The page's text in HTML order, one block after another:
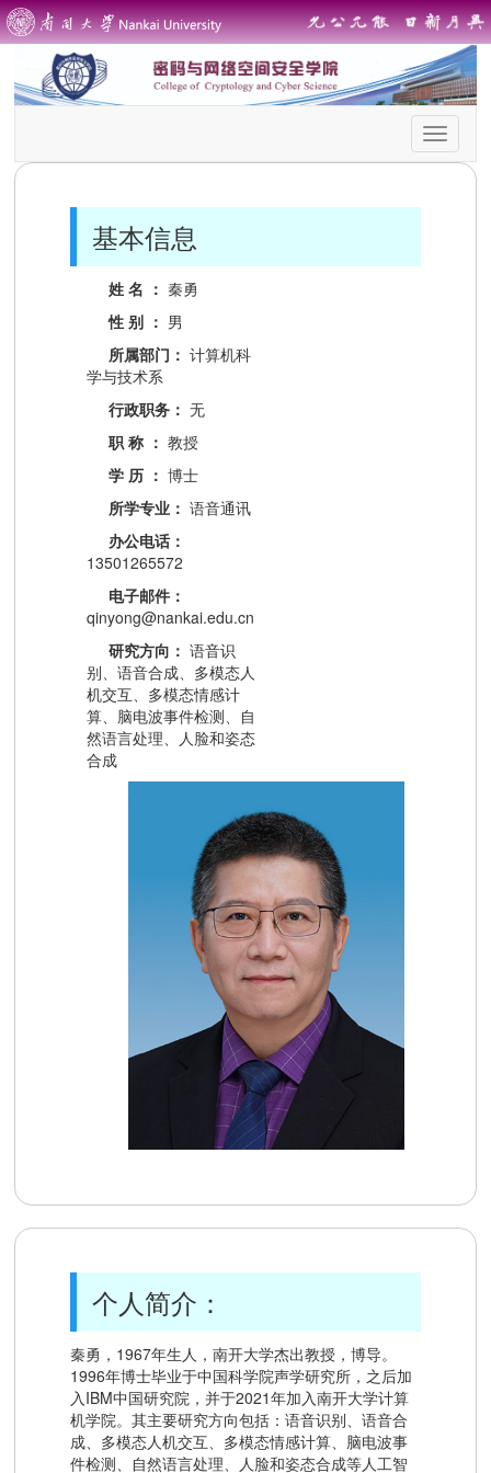
首
页
基本信息
姓 名 ：秦勇
性 别 ： 男
所属部门：计算机科
学与技术系
行政职务：无
职 称 ：教授
学 历 ：博士
所学专业：语音通讯
办公电话：
13501265572
电子邮件：
qinyong@nankai.edu.cn
研究方向：语音识
别、语音合成、多模态人
机交互、多模态情感计
算、脑电波事件检测、自
然语言处理、人脸和姿态
合成
个人简介：
秦勇，1967年生人，南开大学杰出教授，博导。
1996年博士毕业于中国科学院声学研究所，之后加
入IBM中国研究院，并于2021年加入南开大学计算
机学院。其主要研究方向包括：语音识别、语音合
成、多模态人机交互、多模态情感计算、脑电波事
件检测、自然语言处理、人脸和姿态合成等人工智